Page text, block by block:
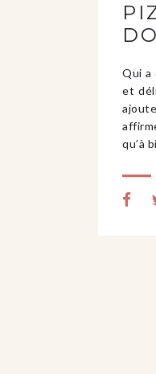
Qui a
et
qu’à